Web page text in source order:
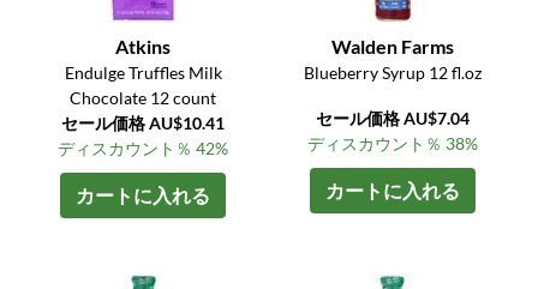
Atkins
Endulge Truffles Milk
Chocolate 12 count
セール価格 AU$10.41
ディスカウント％ 42%
カートに入れる
Walden Farms
Blueberry Syrup 12 fl.oz
セール価格 AU$7.04
ディスカウント％ 38%
カートに入れる